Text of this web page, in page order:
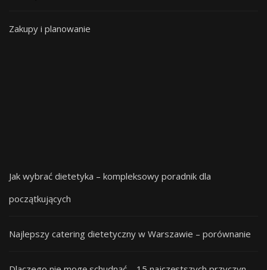
Zakupy i planowanie
Jak wybrać dietetyka – kompleksowy poradnik dla
początkujących
Najlepszy catering dietetyczny w Warszawie – porównanie